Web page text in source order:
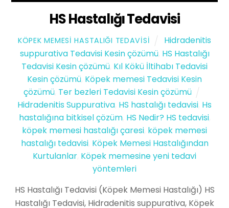
HS Hastalığı Tedavisi
KÖPEK MEMESI HASTALIĞI TEDAVISI
Hidradenitis
suppurativa Tedavisi Kesin çözümü, HS Hastalığı
Tedavisi Kesin çözümü Kıl Kökü İltihabı Tedavisi
Kesin çözümü Köpek memesi Tedavisi Kesin
çözümü, Ter bezleri Tedavisi Kesin çözümü
Hidradenitis Suppurativa HS hastalığı tedavisi Hs
hastalığına bitkisel çözüm, HS Nedir? HS tedavisi,
köpek memesi hastalığı çaresi köpek memesi
hastalığı tedavisi, Köpek Memesi Hastalığından
Kurtulanlar Köpek memesine yeni tedavi
yöntemleri
HS Hastalığı Tedavisi (Köpek Memesi Hastalığı) HS
Hastalığı Tedavisi, Hidradenitis suppurativa, Köpek